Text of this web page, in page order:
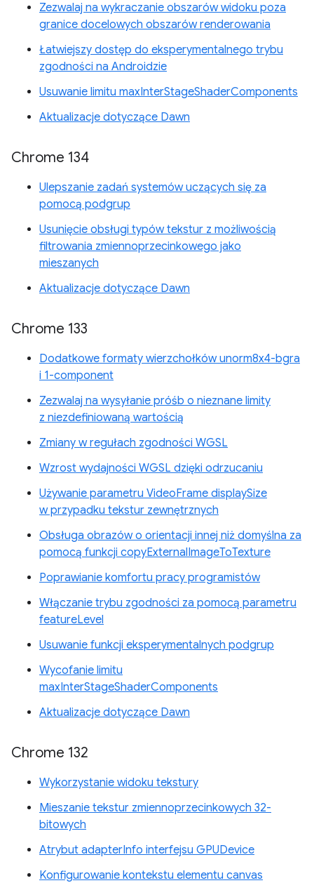
Zezwalaj na wykraczanie obszarów widoku poza
granice docelowych obszarów renderowania
Łatwiejszy dostęp do eksperymentalnego trybu
zgodności na Androidzie
Usuwanie limitu maxInterStageShaderComponents
Aktualizacje dotyczące Dawn
Chrome 134
Ulepszanie zadań systemów uczących się za
pomocą podgrup
Usunięcie obsługi typów tekstur z możliwością
filtrowania zmiennoprzecinkowego jako
mieszanych
Aktualizacje dotyczące Dawn
Chrome 133
Dodatkowe formaty wierzchołków unorm8x4-bgra
i 1-component
Zezwalaj na wysyłanie próśb o nieznane limity
z niezdefiniowaną wartością
Zmiany w regułach zgodności WGSL
Wzrost wydajności WGSL dzięki odrzucaniu
Używanie parametru VideoFrame displaySize
w przypadku tekstur zewnętrznych
Obsługa obrazów o orientacji innej niż domyślna za
pomocą funkcji copyExternalImageToTexture
Poprawianie komfortu pracy programistów
Włączanie trybu zgodności za pomocą parametru
featureLevel
Usuwanie funkcji eksperymentalnych podgrup
Wycofanie limitu
maxInterStageShaderComponents
Aktualizacje dotyczące Dawn
Chrome 132
Wykorzystanie widoku tekstury
Mieszanie tekstur zmiennoprzecinkowych 32-
bitowych
Atrybut adapterInfo interfejsu GPUDevice
Konfigurowanie kontekstu elementu canvas